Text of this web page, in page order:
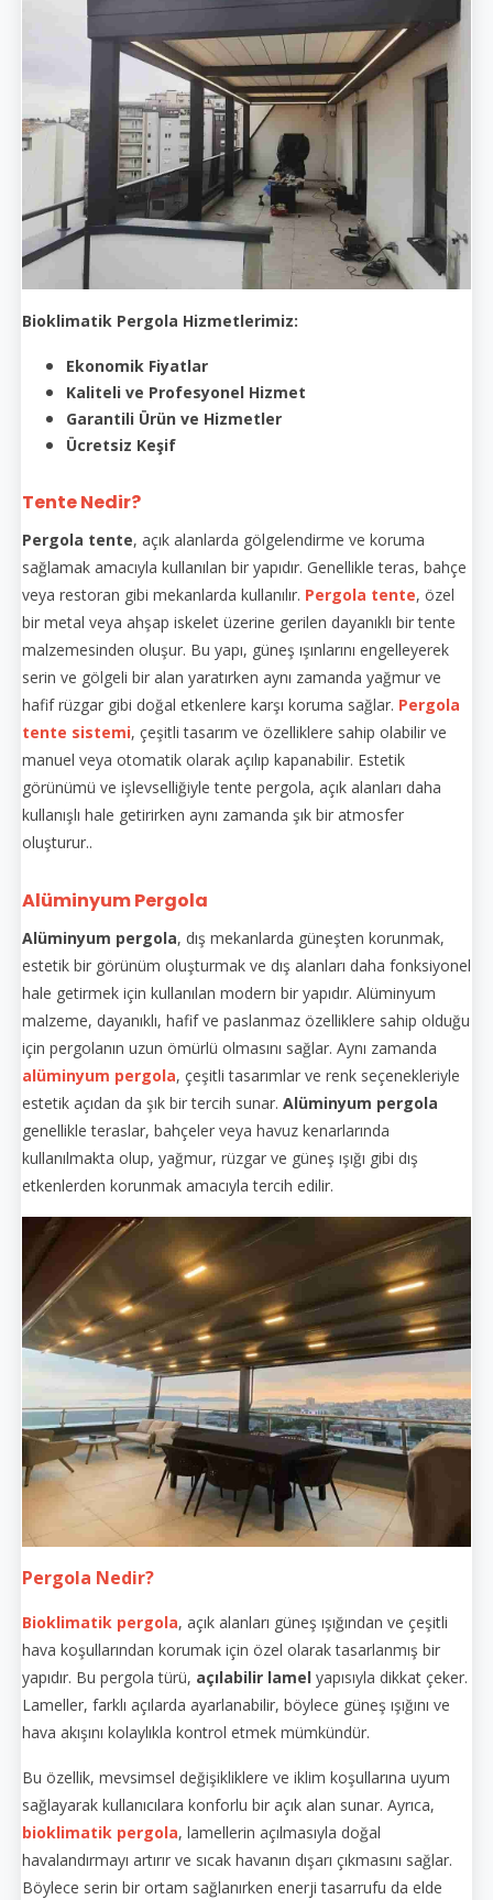
Bioklimatik Pergola Hizmetlerimiz:
Ekonomik Fiyatlar
Kaliteli ve Profesyonel Hizmet
Garantili Ürün ve Hizmetler
Ücretsiz Keşif
Tente Nedir?
Pergola tente, açık alanlarda gölgelendirme ve koruma
sağlamak amacıyla kullanılan bir yapıdır. Genellikle teras, bahçe
veya restoran gibi mekanlarda kullanılır. Pergola tente, özel
bir metal veya ahşap iskelet üzerine gerilen dayanıklı bir tente
malzemesinden oluşur. Bu yapı, güneş ışınlarını engelleyerek
serin ve gölgeli bir alan yaratırken aynı zamanda yağmur ve
hafif rüzgar gibi doğal etkenlere karşı koruma sağlar. Pergola
tente sistemi, çeşitli tasarım ve özelliklere sahip olabilir ve
manuel veya otomatik olarak açılıp kapanabilir. Estetik
görünümü ve işlevselliğiyle tente pergola, açık alanları daha
kullanışlı hale getirirken aynı zamanda şık bir atmosfer
oluşturur..
Alüminyum Pergola
Alüminyum pergola, dış mekanlarda güneşten korunmak,
estetik bir görünüm oluşturmak ve dış alanları daha fonksiyonel
hale getirmek için kullanılan modern bir yapıdır. Alüminyum
malzeme, dayanıklı, hafif ve paslanmaz özelliklere sahip olduğu
için pergolanın uzun ömürlü olmasını sağlar. Aynı zamanda
alüminyum pergola, çeşitli tasarımlar ve renk seçenekleriyle
estetik açıdan da şık bir tercih sunar. Alüminyum pergola
genellikle teraslar, bahçeler veya havuz kenarlarında
kullanılmakta olup, yağmur, rüzgar ve güneş ışığı gibi dış
etkenlerden korunmak amacıyla tercih edilir.
Pergola Nedir?
Bioklimatik pergola, açık alanları güneş ışığından ve çeşitli
hava koşullarından korumak için özel olarak tasarlanmış bir
yapıdır. Bu pergola türü, açılabilir lamel yapısıyla dikkat çeker.
Lameller, farklı açılarda ayarlanabilir, böylece güneş ışığını ve
hava akışını kolaylıkla kontrol etmek mümkündür.
Bu özellik, mevsimsel değişikliklere ve iklim koşullarına uyum
sağlayarak kullanıcılara konforlu bir açık alan sunar. Ayrıca,
bioklimatik pergola, lamellerin açılmasıyla doğal
havalandırmayı artırır ve sıcak havanın dışarı çıkmasını sağlar.
Böylece serin bir ortam sağlanırken enerji tasarrufu da elde